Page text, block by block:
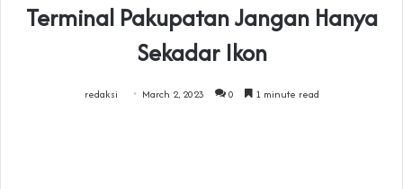
Terminal Pakupatan Jangan Hanya
Sekadar Ikon
redaksi March 2, 2023 0 1 minute read